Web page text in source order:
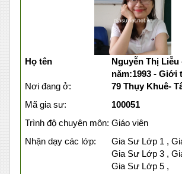
Họ tên
Nguyễn Thị Liễu
năm:1993 - Giới
Nơi đang ở:
79 Thụy Khuê-
Mã gia sư:
100051
Trình độ chuyên môn: Giáo viên
Nhận dạy các lớp:
Gia Sư Lớp 1 ,
Gia Sư Lớp 3 ,
Gia Sư Lớp 5 ,